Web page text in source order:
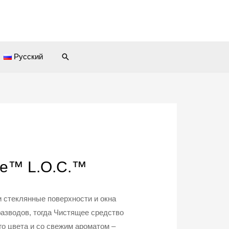
Русский Поиск
L.O.C.™
поверхности и окна
тогда Чистящее средство
цвета и со свежим ароматом –